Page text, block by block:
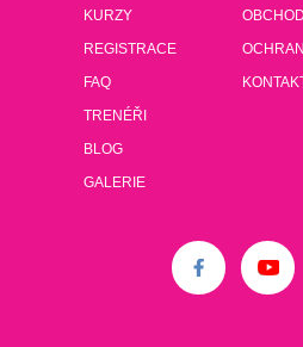
KURZY
REGISTRACE
FAQ
TRENÉŘI
BLOG
GALERIE